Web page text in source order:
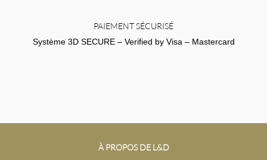
PAIEMENT SÉCURISÉ
Système 3D SECURE – Verified by Visa – Mastercard
À PROPOS DE L&D